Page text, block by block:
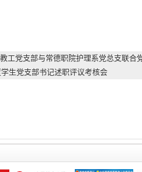
工党支部与常德职院护理系党总支联合
生党支部书记述职评议考核会